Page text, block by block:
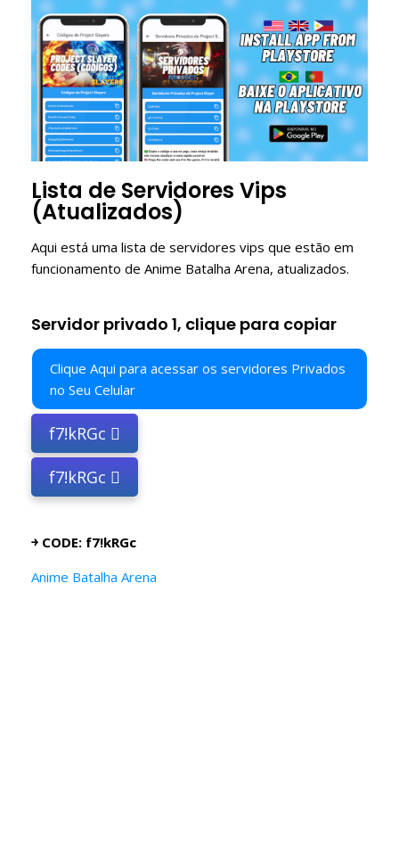
Lista de Servidores Vips
(Atualizados)
Aqui está uma lista de servidores vips que estão em
funcionamento de Anime Batalha Arena, atualizados.
Servidor privado 1, clique para copiar
Clique Aqui para acessar os servidores Privados
no Seu Celular
f7!kRGc
f7!kRGc
￫ CODE: f7!kRGc
Anime Batalha Arena